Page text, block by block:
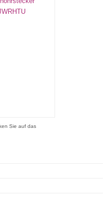
Sie auf das